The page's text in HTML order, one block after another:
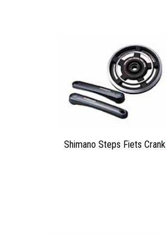
Shimano Steps Fiets Crank